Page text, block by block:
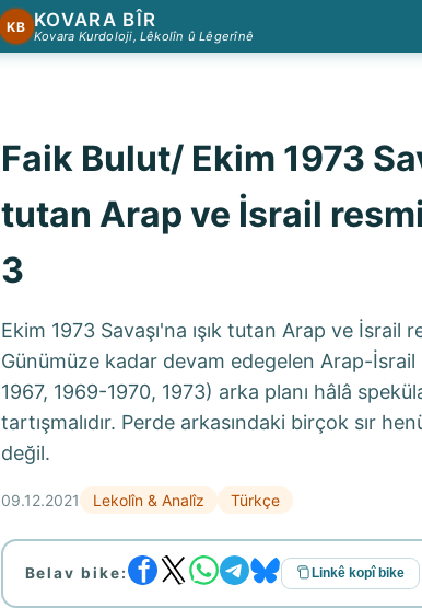
KB KOVARA BÎR
Kovara Kurdoloji, Lêkolîn û Lêgerînê
Faik Bulut/ Ekim 1973
tutan Arap ve İsrail
3
Ekim 1973 Savaşı'na ışık tutan Arap ve İsrail
Günümüze kadar devam edegelen Arap-İsrail
1967, 1969-1970, 1973) arka planı hâlâ
tartışmalıdır. Perde arkasındaki birçok sır
değil.
09.12.2021 Lekolîn & Analîz Türkçe
Belav bike: Linkê kopî bike